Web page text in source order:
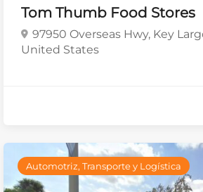
Tom Thumb Food Stores
97950 Overseas Hwy, Key
United States
Automotriz, Transporte y Logística